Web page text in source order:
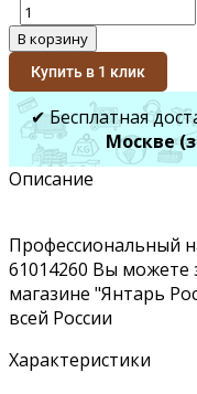
В корзину
Купить в 1 клик
✔ Бесплатная
Москве
Описание
Профессиональный
61014260 Вы можете
магазине "Янтарь
всей России
Характеристики